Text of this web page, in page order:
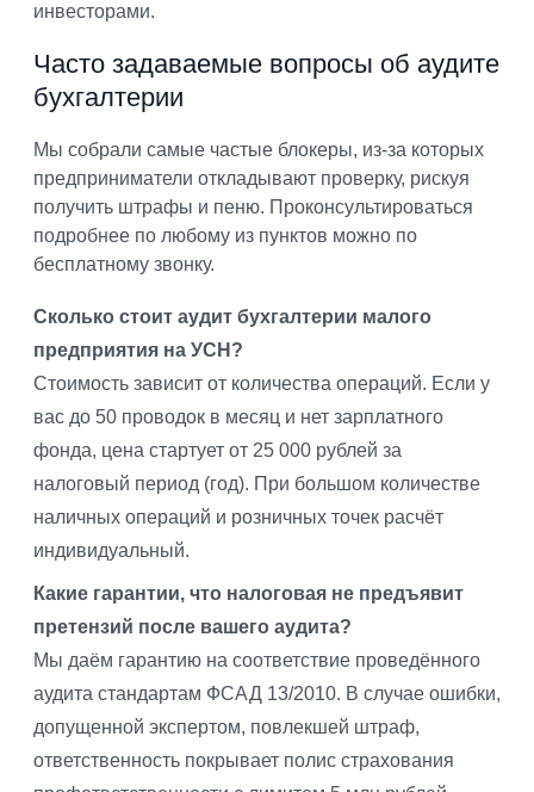
инвесторами.
Часто задаваемые вопросы об аудите
бухгалтерии
Мы собрали самые частые блокеры, из-за которых
предприниматели откладывают проверку, рискуя
получить штрафы и пеню. Проконсультироваться
подробнее по любому из пунктов можно по
бесплатному звонку.
Сколько стоит аудит бухгалтерии малого
предприятия на УСН?
Стоимость зависит от количества операций. Если у
вас до 50 проводок в месяц и нет зарплатного
фонда, цена стартует от 25 000 рублей за
налоговый период (год). При большом количестве
наличных операций и розничных точек расчёт
индивидуальный.
Какие гарантии, что налоговая не предъявит
претензий после вашего аудита?
Мы даём гарантию на соответствие проведённого
аудита стандартам ФСАД 13/2010. В случае ошибки,
допущенной экспертом, повлекшей штраф,
ответственность покрывает полис страхования